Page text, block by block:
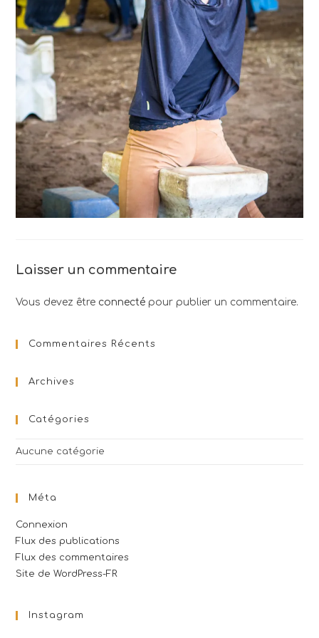
Laisser un commentaire
Vous devez être connecté pour publier un commentaire.
Commentaires Récents
Archives
Catégories
Aucune catégorie
Méta
Connexion
Flux des publications
Flux des commentaires
Site de WordPress-FR
Instagram